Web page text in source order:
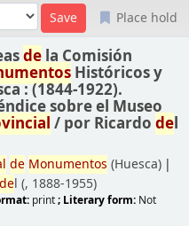
Place hold
dela Comisión
Históricos y
: (1844-1922).
sobre el Museo
/ por Ricardo del
de Monumentos (Huesca)
del (, 1888-1955)
print; Literary form: Not